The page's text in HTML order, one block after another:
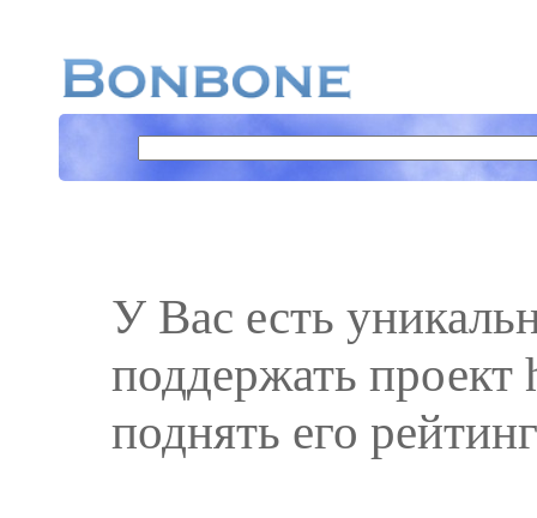
У Вас есть
поддержать
поднять его